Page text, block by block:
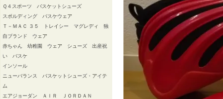
Ｑ４スポーツ バスケットシューズ
スポルディング バスケウェア
Ｔ－ＭＡＣ ３５ トレイシー マグレディ 独
自ブランド ウェア
赤ちゃん 幼稚園 ウェア シューズ 出産祝
い バスケ
インソール
ニューバランス バスケットシューズ・アイテ
ム
エアジョーダン ＡＩＲ ＪＯＲＤＡＮ